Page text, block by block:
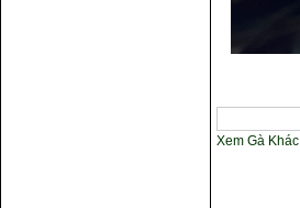
Xem Gà Khác